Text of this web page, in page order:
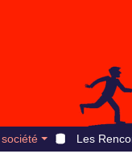
Les